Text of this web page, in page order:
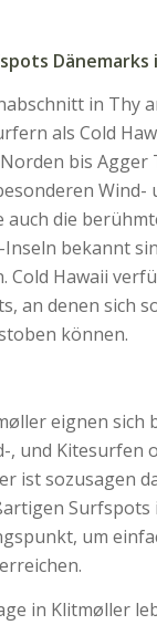
Dänemarks
in Thy
als Cold
bis Agger
die
bekannt
Cold Hawaii
an denen sich
können.
eignen sich
, und Kitesurfen
ist sozusagen
um
in Klitmøller